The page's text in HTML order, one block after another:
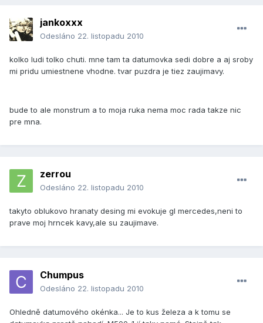
jankoxxx
Odesláno 22. listopadu 2010
kolko ludi tolko chuti. mne tam ta datumovka sedi dobre a aj sroby
mi pridu umiestnene vhodne. tvar puzdra je tiez zaujimavy.
bude to ale monstrum a to moja ruka nema moc rada takze nic
pre mna.
zerrou
Odesláno 22. listopadu 2010
takyto oblukovo hranaty desing mi evokuje gl mercedes,neni to
prave moj hrncek kavy,ale su zaujimave.
Chumpus
Odesláno 22. listopadu 2010
Ohledně datumového okénka... Je to kus železa a k tomu se